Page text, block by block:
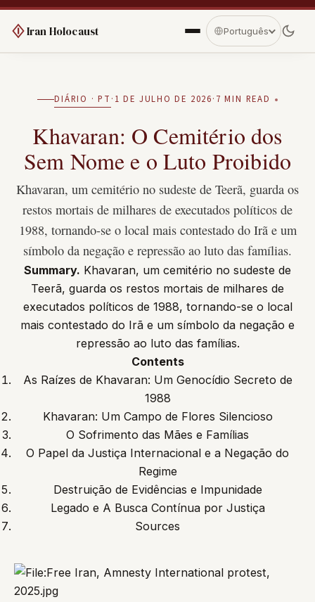
Iran Holocaust Português
DIÁRIO · PT · 1 DE JULHO DE 2026· 7 MIN READ
Khavaran: O Cemitério dos
Sem Nome e o Luto Proibido
Khavaran, um cemitério no sudeste de Teerã, guarda os
restos mortais de milhares de executados políticos de
1988, tornando-se o local mais contestado do Irã e um
símbolo da negação e repressão ao luto das famílias.
Summary. Khavaran, um cemitério no sudeste de
Teerã, guarda os restos mortais de milhares de
executados políticos de 1988, tornando-se o local
mais contestado do Irã e um símbolo da negação e
repressão ao luto das famílias.
Contents
As Raízes de Khavaran: Um Genocídio Secreto de
1988
Khavaran: Um Campo de Flores Silencioso
O Sofrimento das Mães e Famílias
O Papel da Justiça Internacional e a Negação do
Regime
Destruição de Evidências e Impunidade
Legado e A Busca Contínua por Justiça
Sources